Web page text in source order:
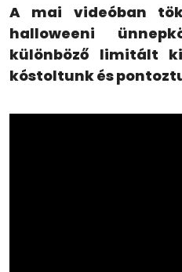
A mai videóban
halloweeni
különböző limitált
kóstoltunk és